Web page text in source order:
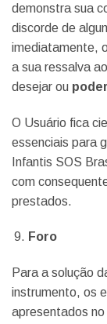
demonstra sua
discorde de
imediatamente,
a sua ressalva
desejar ou
O Usuário fica
essenciais para
Infantis SOS
com
prestados.
Foro
Para a solução
instrumento, os
apresentados